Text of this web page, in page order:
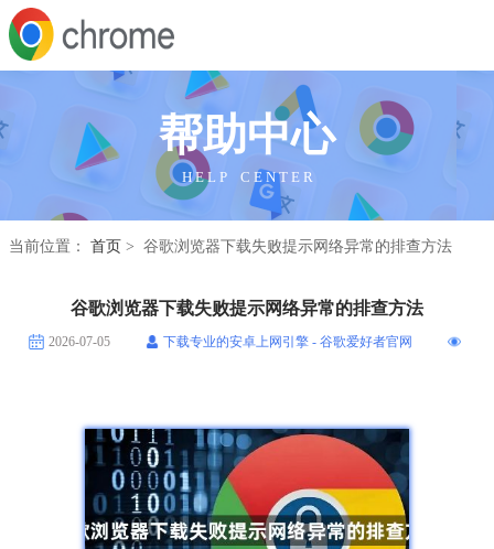
帮助中心
H E L P C E N T E R
当前位置： 首页 > 谷歌浏览器下载失败提示网络异常的排查方法
谷歌浏览器下载失败提示网络异常的排查方法
2026-07-05 下载专业的安卓上网引擎 - 谷歌爱好者官网